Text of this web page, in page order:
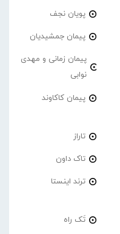
پویان نجف
پیمان جمشیدیان
پیمان زمانی و مهدی
نوابی
پیمان کاکاوند
تاراز
تاک داون
ترند اینستا
تَک راه